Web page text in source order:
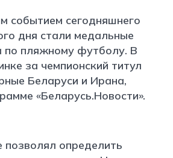
событием сегодняшнего
дня стали медальные
по пляжному футболу. В
за чемпионский титул
Беларуси и Ирана,
«Беларусь.Новости».
определить